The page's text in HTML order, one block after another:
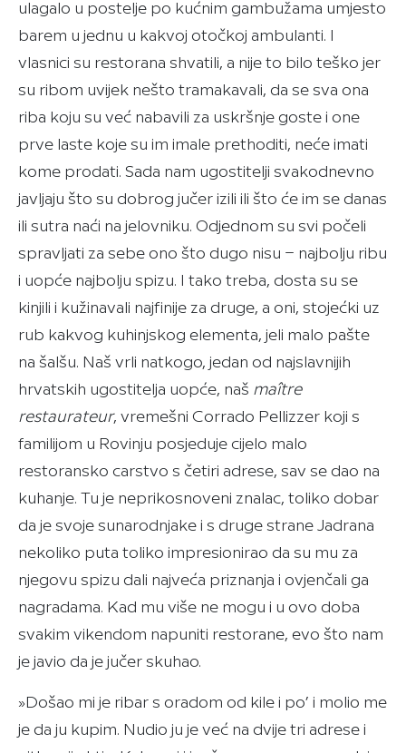
ulagalo u postelje po kućnim gambužama umjesto
barem u jednu u kakvoj otočkoj ambulanti. I
vlasnici su restorana shvatili, a nije to bilo teško jer
su ribom uvijek nešto tramakavali, da se sva ona
riba koju su već nabavili za uskršnje goste i one
prve laste koje su im imale prethoditi, neće imati
kome prodati. Sada nam ugostitelji svakodnevno
javljaju što su dobrog jučer izili ili što će im se danas
ili sutra naći na jelovniku. Odjednom su svi počeli
spravljati za sebe ono što dugo nisu − najbolju ribu
i uopće najbolju spizu. I tako treba, dosta su se
kinjili i kužinavali najfinije za druge, a oni, stojećki uz
rub kakvog kuhinjskog elementa, jeli malo pašte
na šalšu. Naš vrli natkogo, jedan od najslavnijih
hrvatskih ugostitelja uopće, naš maître
restaurateur, vremešni Corrado Pellizzer koji s
familijom u Rovinju posjeduje cijelo malo
restoransko carstvo s četiri adrese, sav se dao na
kuhanje. Tu je neprikosnoveni znalac, toliko dobar
da je svoje sunarodnjake i s druge strane Jadrana
nekoliko puta toliko impresionirao da su mu za
njegovu spizu dali najveća priznanja i ovjenčali ga
nagradama. Kad mu više ne mogu i u ovo doba
svakim vikendom napuniti restorane, evo što nam
je javio da je jučer skuhao.
»Došao mi je ribar s oradom od kile i po’ i molio me
je da ju kupim. Nudio ju je već na dvije tri adrese i